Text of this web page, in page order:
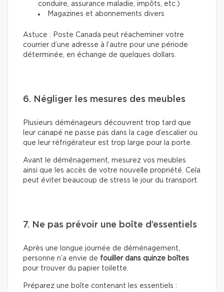
conduire, assurance maladie, impôts, etc.)
Magazines et abonnements divers
Astuce : Poste Canada peut réacheminer votre
courrier d’une adresse à l’autre pour une période
déterminée, en échange de quelques dollars.
6. Négliger les mesures des meubles
Plusieurs déménageurs découvrent trop tard que
leur canapé ne passe pas dans la cage d’escalier ou
que leur réfrigérateur est trop large pour la porte.
Avant le déménagement, mesurez vos meubles
ainsi que les accès de votre nouvelle propriété. Cela
peut éviter beaucoup de stress le jour du transport.
7. Ne pas prévoir une boîte d’essentiels
Après une longue journée de déménagement,
personne n’a envie de fouiller dans quinze boîtes
pour trouver du papier toilette.
Préparez une boîte contenant les essentiels :